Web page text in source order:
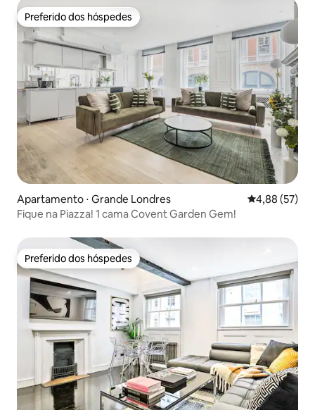
Preferido dos hóspedes
Preferido dos hóspedes
Apartamento ⋅ Grande Londres 4,88 de uma
4,88 (57)
Fique na Piazza! 1 cama Covent Garden Gem!
Preferido dos hóspedes
Preferido dos hóspedes